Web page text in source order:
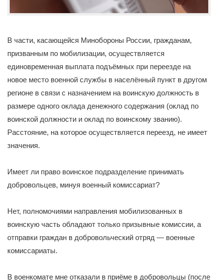
В части, касающейся Минобороны России, гражданам,
призванным по мобилизации, осуществляется
единовременная выплата подъёмных при переезде на
новое место военной службы в населённый пункт в другом
регионе в связи с назначением на воинскую должность в
размере одного оклада денежного содержания (оклад по
воинской должности и оклад по воинскому званию).
Расстояние, на которое осуществляется переезд, не имеет
значения.
Имеет ли право воинское подразделение принимать
добровольцев, минуя военный комиссариат?
Нет, полномочиями направления мобилизованных в
воинскую часть обладают только призывные комиссии, а
отправки граждан в добровольческий отряд — военные
комиссариаты.
В военкомате мне отказали в приёме в добровольцы (после